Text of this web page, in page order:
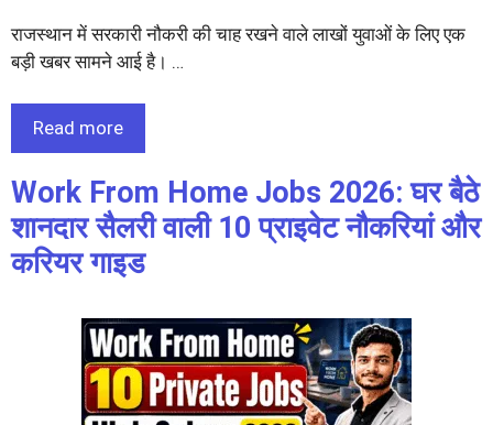
राजस्थान में सरकारी नौकरी की चाह रखने वाले लाखों युवाओं के लिए एक
बड़ी खबर सामने आई है। …
Read more
Work From Home Jobs 2026: घर बैठे
शानदार सैलरी वाली 10 प्राइवेट नौकरियां और
करियर गाइड